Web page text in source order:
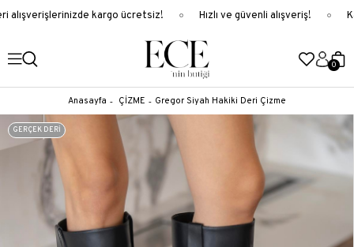
alışverişlerinizde kargo ücretsiz! Hızlı ve güvenli alışveriş!
0
Anasayfa ÇİZME Gregor Siyah Hakiki Deri Çizme
GERÇEK DERİ